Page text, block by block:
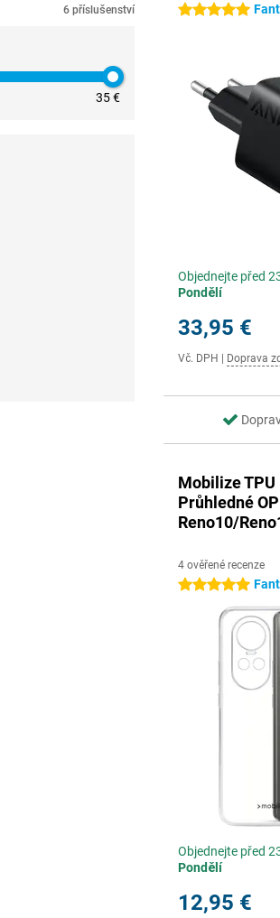
6 příslušenství
35 €
5 hvězdičky
Objednejte před
Pondělí
33,95 €
Vč. DPH Doprava
Mobilize TPU
Průhledné
Reno10/
4 ověřené recenze
5 hvězdičky
Objednejte před
Pondělí
12,95 €